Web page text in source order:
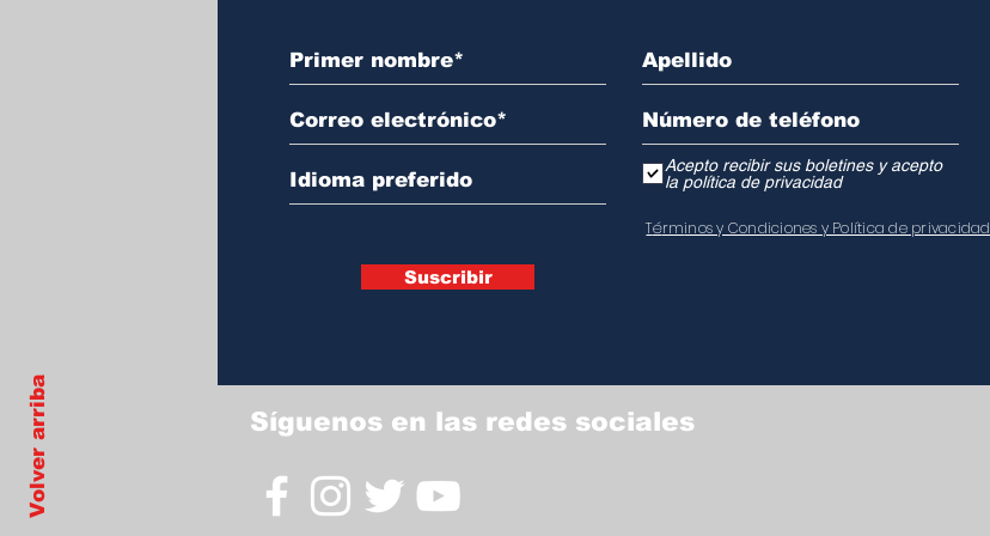
Volver arriba
Acepto recibir sus boletines y acepto
la política de privacidad
Términos y Condiciones y Política de privacidad
Suscribir
Síguenos en las redes sociales